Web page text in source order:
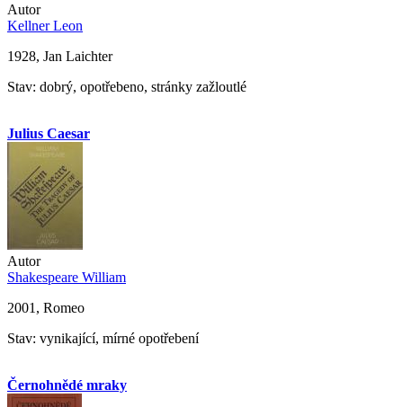
Autor
Kellner Leon
1928, Jan Laichter
Stav: dobrý, opotřebeno, stránky zažloutlé
Julius Caesar
Autor
Shakespeare William
2001, Romeo
Stav: vynikající, mírné opotřebení
Černohnědé mraky